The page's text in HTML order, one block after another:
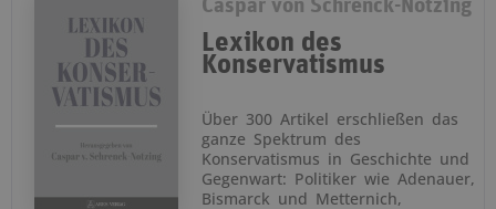
Lexikon des
Konservatismus
Über 300 Artikel erschließen das
ganze Spektrum des
Konservatismus in Geschichte und
Gegenwart: Politiker wie Adenauer,
Bismarck und Metternich,